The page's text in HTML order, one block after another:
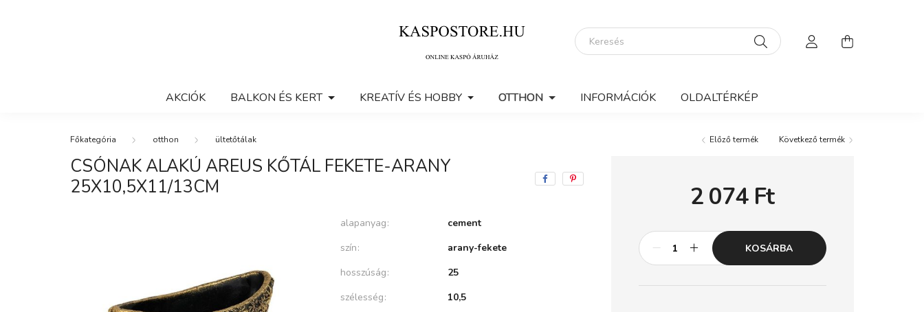
AKCIÓK BALKON ÉS KERT KREATÍV ÉS HOBBY OTTHON INFORMÁCIÓK OLDALTÉRKÉP
otthon ültetőtálak Előző termék Következő termék
CSÓNAK ALAKÚ AREUS KŐTÁL FEKETE-ARANY
25X10,5X11/13CM
alapanyag
cement
szín
arany-fekete
hosszúság
25
szélesség
10,5
2 074Ft
KOSÁRBA